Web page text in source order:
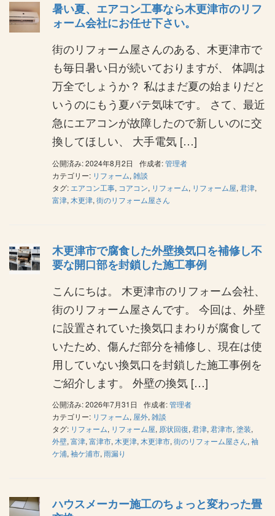
暑い夏、エアコン工事なら木更津市のリフ
ォーム会社にお任せ下さい。
街のリフォーム屋さんのある、木更津市で
も毎日暑い日が続いておりますが、 体調は
万全でしょうか？ 私はまだ夏の始まりだと
いうのにもう夏バテ気味です。 さて、最近
急にエアコンが故障したので新しいのに交
換してほしい、 大手電気 […]
公開済み: 2024年8月2日 作成者:管理者
カテゴリー: リフォーム, 雑談
タグ: エアコン工事, コアコン, リフォーム, リフォーム屋, 君津,
富津, 木更津, 街のリフォーム屋さん
木更津市で腐食した外壁換気口を補修し不
要な開口部を封鎖した施工事例
こんにちは。 木更津市のリフォーム会社、
街のリフォーム屋さんです。 今回は、外壁
に設置されていた換気口まわりが腐食して
いたため、傷んだ部分を補修し、現在は使
用していない換気口を封鎖した施工事例を
ご紹介します。 外壁の換気 […]
公開済み: 2026年7月31日 作成者:管理者
カテゴリー: リフォーム, 屋外, 雑談
タグ: リフォーム, リフォーム屋, 原状回復, 君津, 君津市, 塗装,
外壁, 富津, 富津市, 木更津, 木更津市, 街のリフォーム屋さん, 袖
ケ浦, 袖ケ浦市, 雨漏り
ハウスメーカー施工のちょっと変わった畳